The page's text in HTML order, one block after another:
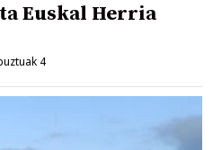
Euskal Herria
4